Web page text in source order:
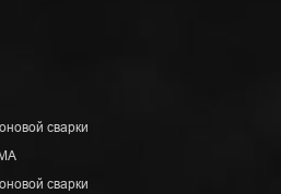
сварки
сварки